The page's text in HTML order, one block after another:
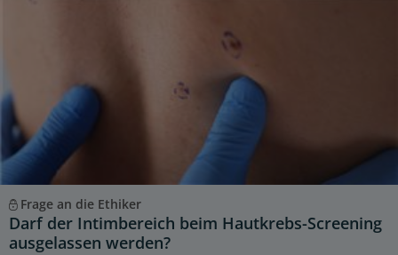
Frage an die Ethiker
Darf der Intimbereich beim Hautkrebs-Screening
ausgelassen werden?